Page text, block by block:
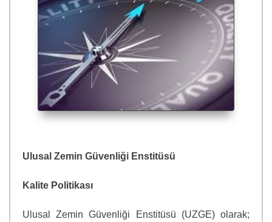
Ulusal Zemin Güvenliği Enstitüsü
Kalite Politikası
Ulusal Zemin Güvenliği Enstitüsü (UZGE) olarak;